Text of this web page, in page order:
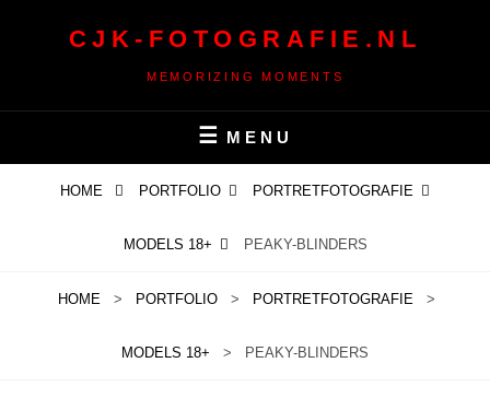
CJK-FOTOGRAFIE.NL
MEMORIZING MOMENTS
MENU
HOME PORTFOLIO PORTRETFOTOGRAFIE
MODELS 18+ PEAKY-BLINDERS
HOME > PORTFOLIO > PORTRETFOTOGRAFIE >
MODELS 18+ > PEAKY-BLINDERS